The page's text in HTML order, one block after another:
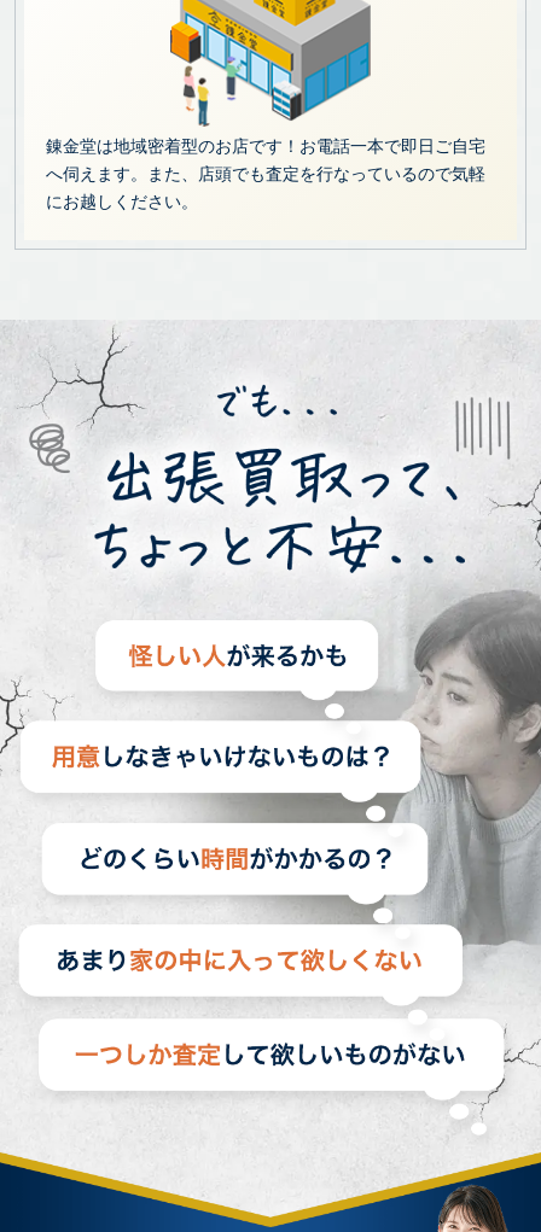
錬金堂は地域密着型のお店です！お電話一本で即日ご自宅
へ伺えます。また、店頭でも査定を行なっているので気軽
にお越しください。